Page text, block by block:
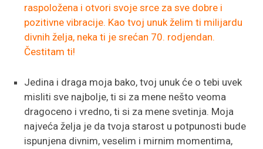
raspoložena i otvori svoje srce za sve dobre i
pozitivne vibracije. Kao tvoj unuk želim ti milijardu
divnih želja, neka ti je srećan 70. rodjendan.
Čestitam ti!
Jedina i draga moja bako, tvoj unuk će o tebi uvek
misliti sve najbolje, ti si za mene nešto veoma
dragoceno i vredno, ti si za mene svetinja. Moja
najveća želja je da tvoja starost u potpunosti bude
ispunjena divnim, veselim i mirnim momentima,